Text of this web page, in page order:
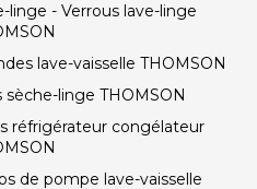
linge - Verrous lave-linge
lave-vaisselle THOMSON
linge THOMSON
réfrigérateur congélateur
de pompe lave-vaisselle